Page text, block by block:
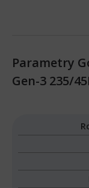
Parametry
Gen-3 235/